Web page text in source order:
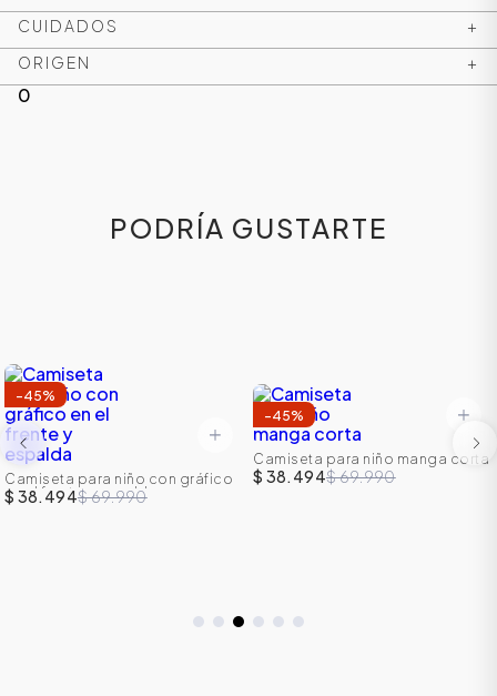
CUIDADOS
+
ORIGEN
+
0
PODRÍA GUSTARTE
-45%
Camiseta para niño con gráfico
en el frente y espalda
$ 38.494$ 69.990
-45%
Camiseta para niño manga corta
$ 38.494$ 69.990